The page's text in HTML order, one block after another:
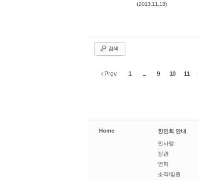
(2013.11.13)
검색
Prev 1 ... 9 10 11
Home 한인회 안내
인사말
정관
연혁
조직/임원